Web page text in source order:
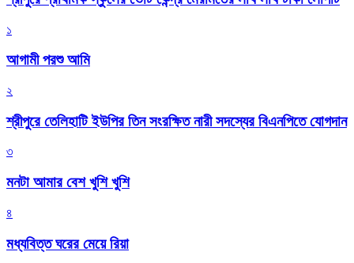
১
আগামী পরশু আমি
২
শ্রীপুরে তেলিহাটি ইউপির তিন সংরক্ষিত নারী সদস্যের বিএনপিতে যোগদান
৩
মনটা আমার বেশ খুশি খুশি
৪
মধ্যবিত্ত ঘরের মেয়ে রিয়া